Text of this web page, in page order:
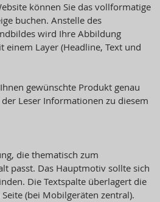
können Sie das vollformatige
buchen. Anstelle des
wird Ihre Abbildung
Layer (Headline, Text und
gewünschte Produkt genau
Leser Informationen zu diesem
die thematisch zum
passt. Das Hauptmotiv sollte sich
Die Textspalte überlagert die
(bei Mobilgeräten zentral).